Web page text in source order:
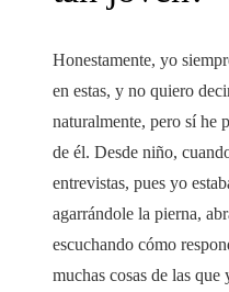
Honestamente, yo
en estas, y no quiero
naturalmente, pero sí he
de él. Desde niño,
entrevistas, pues yo
agarrándole la pierna,
escuchando cómo
muchas cosas de las